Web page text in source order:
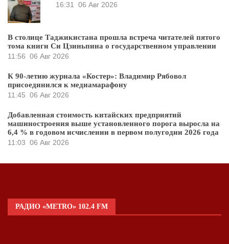
16:31
06 Авг 2026
В столице Таджикистана прошла встреча читателей пятого
тома книги Си Цзиньпина о государственном управлении
11:56 06 Авг 2026
К 90-летию журнала «Костер»: Владимир Рябовол
присоединился к медиамарафону
11:45 06 Авг 2026
Добавленная стоимость китайских предприятий
машиностроения выше установленного порога выросла на
6,4 % в годовом исчислении в первом полугодии 2026 года
11:03 06 Авг 2026
РАДИО «METRO» 102.4 FM